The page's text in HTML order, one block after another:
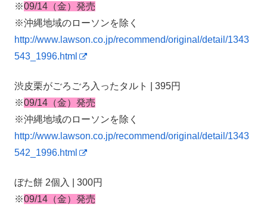
※09/14（金）発売
※沖縄地域のローソンを除く
http://www.lawson.co.jp/recommend/original/detail/1343
543_1996.html
渋皮栗がごろごろ入ったタルト | 395円
※09/14（金）発売
※沖縄地域のローソンを除く
http://www.lawson.co.jp/recommend/original/detail/1343
542_1996.html
ぼた餅 2個入 | 300円
※09/14（金）発売